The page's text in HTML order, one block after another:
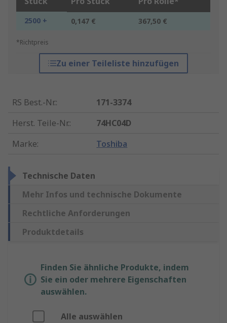
2500 + 0,147 € 367,50 €
*Richtpreis
Zu einer Teileliste hinzufügen
RS Best.-Nr.:
171-3374
Herst. Teile-Nr.:
74HC04D
Marke: Toshiba
Technische Daten
Mehr Infos und technische Dokumente
Rechtliche Anforderungen
Produktdetails
Finden Sie ähnliche Produkte, indem
Sie ein oder mehrere Eigenschaften
auswählen.
Alle auswählen